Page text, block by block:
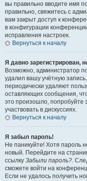
вы правильно вводите имя
правильно, свяжитесь с
вам закрыт доступ к
в конфигурации
исправления настроек.
Вернуться к началу
Я давно зарегистрирован,
Возможно, администратор
удалил вашу учётную
периодически удаляют
оставляющих сообщения,
это произошло, попробуйте
участвовать в дискуссиях.
Вернуться к началу
Я забыл пароль!
Не паникуйте! Хотя пароль
новый. Перейдите на
ссылку Забыли пароль?.
сможете войти на
Если не удалось получить